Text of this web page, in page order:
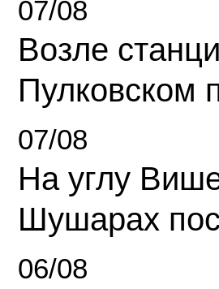
07/08
Возле
Пулковском
07/08
На углу
Шушарах
06/08